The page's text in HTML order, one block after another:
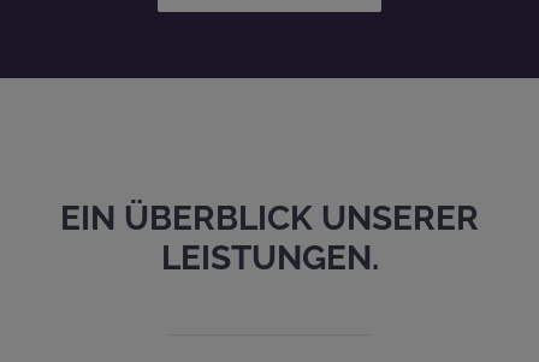
EIN ÜBERBLICK UNSERER
LEISTUNGEN.